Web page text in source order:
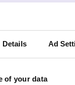
Details Ad
of your data
Trustpilot